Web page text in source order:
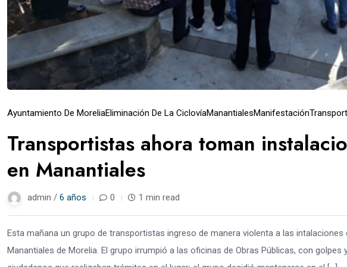
Ayuntamiento De MoreliaEliminación De La CiclovíaManantialesManifestación
Transportistas ahora toman
en Manantiales
admin / 6 años 0 1 min read
Esta mañana un grupo de transportistas ingreso de manera violenta a las
Manantiales de Morelia. El grupo irrumpió a las oficinas de Obras Públicas, con